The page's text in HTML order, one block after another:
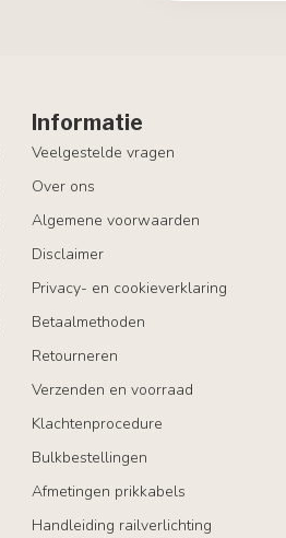
Informatie
Veelgestelde vragen
Over ons
Algemene voorwaarden
Disclaimer
Privacy- en cookieverklaring
Betaalmethoden
Retourneren
Verzenden en voorraad
Klachtenprocedure
Bulkbestellingen
Afmetingen prikkabels
Handleiding railverlichting